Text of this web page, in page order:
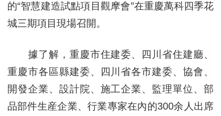
的“智慧建造試點項目觀摩會”在重慶萬科四季花
城三期項目現場召開。
據了解，重慶市住建委、四川省住建廳、
重慶市各區縣建委、四川省各市建委、協會、
開發企業、設計院、施工企業、監理單位、部
品部件生産企業、行業專家在內的300余人出席